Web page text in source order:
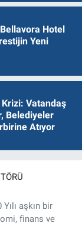
Hotel
Yeni
Krizi: Vatandaş
Belediyeler
Atıyor
aşkın bir
finans ve